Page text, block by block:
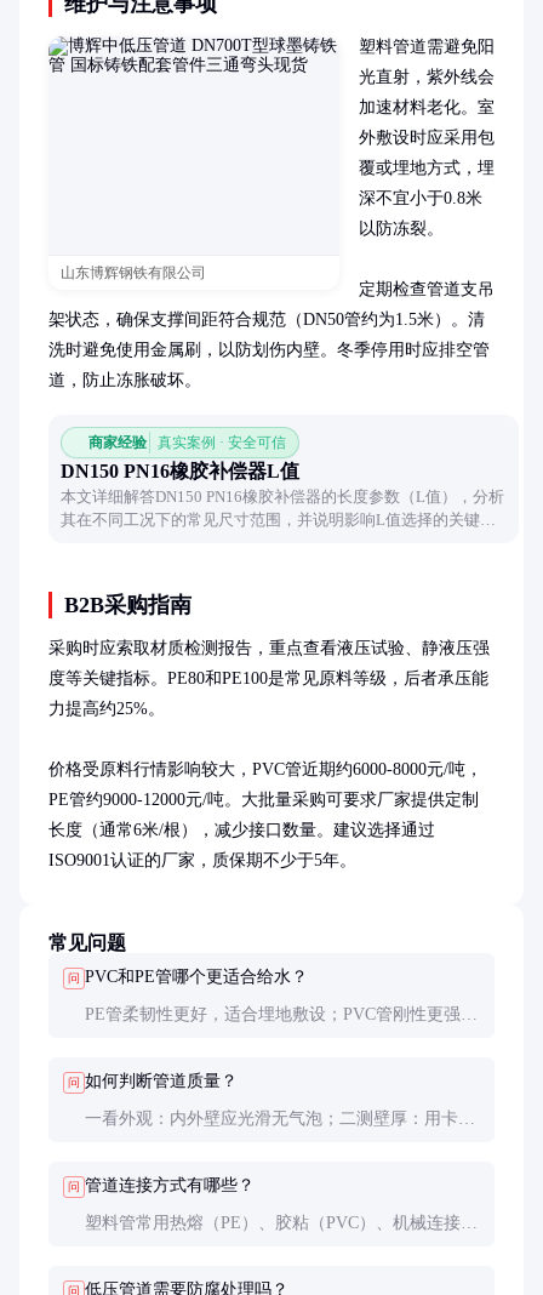
山东博辉钢铁有限公司
塑料管道需避免阳
光直射，紫外线会
加速材料老化。室
外敷设时应采用包
覆或埋地方式，埋
深不宜小于0.8米
以防冻裂。
定期检查管道支吊
架状态，确保支撑间距符合规范（DN50管约为1.5米）。清
洗时避免使用金属刷，以防划伤内壁。冬季停用时应排空管
道，防止冻胀破坏。
商家经验 真实案例 · 安全可信
DN150 PN16橡胶补偿器L值
本文详细解答DN150 PN16橡胶补偿器的长度参数（L值），分析
其在不同工况下的常见尺寸范围，并说明影响L值选择的关键因
B2B采购指南
采购时应索取材质检测报告，重点查看液压试验、静液压强
度等关键指标。PE80和PE100是常见原料等级，后者承压能
力提高约25%。
价格受原料行情影响较大，PVC管近期约6000-8000元/吨，
PE管约9000-12000元/吨。大批量采购可要求厂家提供定制
长度（通常6米/根），减少接口数量。建议选择通过
ISO9001认证的厂家，质保期不少于5年。
常见问题
问 PVC和PE管哪个更适合给水？
PE管柔韧性更好，适合埋地敷设；PVC管刚性更强，
问 如何判断管道质量？
一看外观：内外壁应光滑无气泡；二测壁厚：用卡尺
问 管道连接方式有哪些？
塑料管常用热熔（PE）、胶粘（PVC）、机械连接；
问 低压管道需要防腐处理吗？